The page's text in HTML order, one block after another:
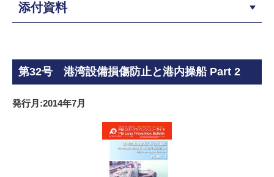
添付資料
第32号 港湾設備損傷防止と港内操船 Part 2
発行月:2014年7月